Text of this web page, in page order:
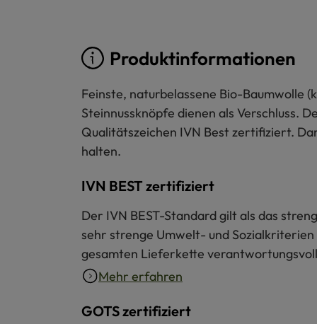
Produktinformationen
Feinste, naturbelassene Bio-Baumwolle
Steinnussknöpfe dienen als Verschluss.
Qualitätszeichen IVN Best zertifiziert.
halten.
IVN BEST zertifiziert
Der IVN BEST-Standard gilt als das
sehr strenge Umwelt- und
gesamten Lieferkette
Mehr erfahren
GOTS zertifiziert